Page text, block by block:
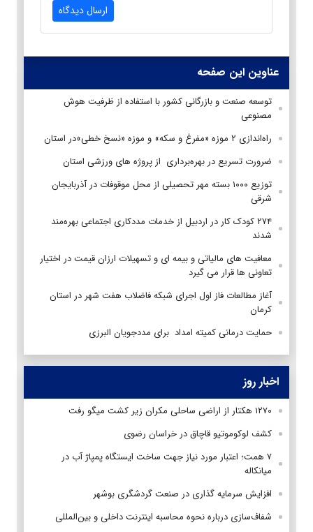
ارسال دیدگاه
عناوین این صفحه
توسعه صنعت و بازرگانی کشور با استفاده از ظرفیت هوش
مصنوعی
راه‌اندازی ۲ موزه «مفرغ و سکه» و موزه «نسخ خطی»در استان
ضرورت تسریع در بهره‌برداری از پروژه های ورزشی استان
توزیع ۱۰۰۰ بسته مهر تحصیلی از محل موقوفات در آذربایجان
شرقی
۲۷۴ کودک کار در اردبیل از خدمات مددکاری اجتماعی بهره‌مند
شدند
معافیت های مالیاتی و بیمه ای و تسهیلات ارزان قیمت در اختیار
تعاونی ها قرار می گیرد
آغاز مطالعات فاز اول اجرای شبکه فاضلاب هفت شهر در استان
کرمان
حمایت درمانی کمیته امداد برای مددجویان البرزی
اخبار روز
۱۲۷۰ هکتار از اراضی ساحلی مکران زیر کشت میگو رفت
کشف لوکوموتیو قاچاق در خراسان رضوی
۷ همت؛ اعتبار مورد نیاز جهت ساخت ایستگاه پمپاژ آب در
میانکاله
افزایش سرمایه گذاری در صنعت گردشگری بوشهر
شفاف‌سازی درباره نحوه محاسبه اینترنت داخلی و بین‌المللی